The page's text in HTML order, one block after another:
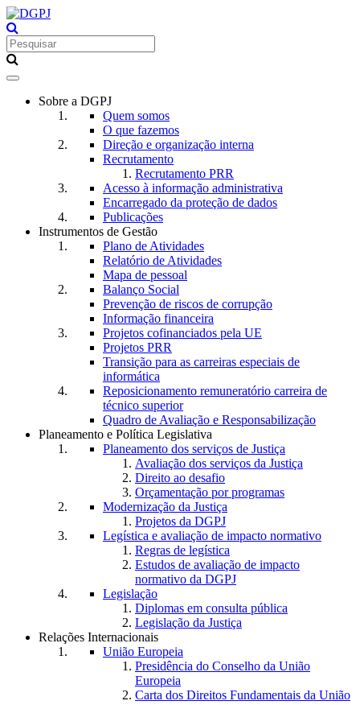
Toggle
navigationSobre a DGPJ
Quem somos
O que fazemos
Direção e organização interna
Recrutamento
Recrutamento PRR
Acesso à informação administrativa
Encarregado da proteção de dados
Publicações
Instrumentos de Gestão
Plano de Atividades
Relatório de Atividades
Mapa de pessoal
Balanço Social
Prevenção de riscos de corrupção
Informação financeira
Projetos cofinanciados pela UE
Projetos PRR
Transição para as carreiras especiais de
informática
Reposicionamento remuneratório carreira de
técnico superior
Quadro de Avaliação e Responsabilização
Planeamento e Política Legislativa
Planeamento dos serviços de Justiça
Avaliação dos serviços da Justiça
Direito ao desafio
Orçamentação por programas
Modernização da Justiça
Projetos da DGPJ
Legística e avaliação de impacto normativo
Regras de legística
Estudos de avaliação de impacto
normativo da DGPJ
Legislação
Diplomas em consulta pública
Legislação da Justiça
Relações Internacionais
União Europeia
Presidência do Conselho da União
Europeia
Carta dos Direitos Fundamentais da União